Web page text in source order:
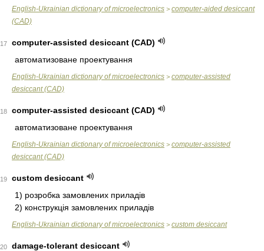
English-Ukrainian dictionary of microelectronics > computer-aided desiccant
(CAD)
17
computer-assisted desiccant (CAD)
автоматизоване проектування
English-Ukrainian dictionary of microelectronics > computer-assisted
desiccant (CAD)
18
computer-assisted desiccant (CAD)
автоматизоване проектування
English-Ukrainian dictionary of microelectronics > computer-assisted
desiccant (CAD)
19
custom desiccant
1) розробка замовлених приладів
2) конструкція замовлених приладів
English-Ukrainian dictionary of microelectronics > custom desiccant
20
damage-tolerant desiccant